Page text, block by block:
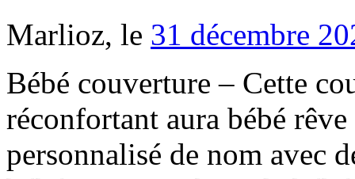
Marlioz, le 31 décembre
Bébé couverture – Cette
réconfortant aura bébé
personnalisé de nom avec